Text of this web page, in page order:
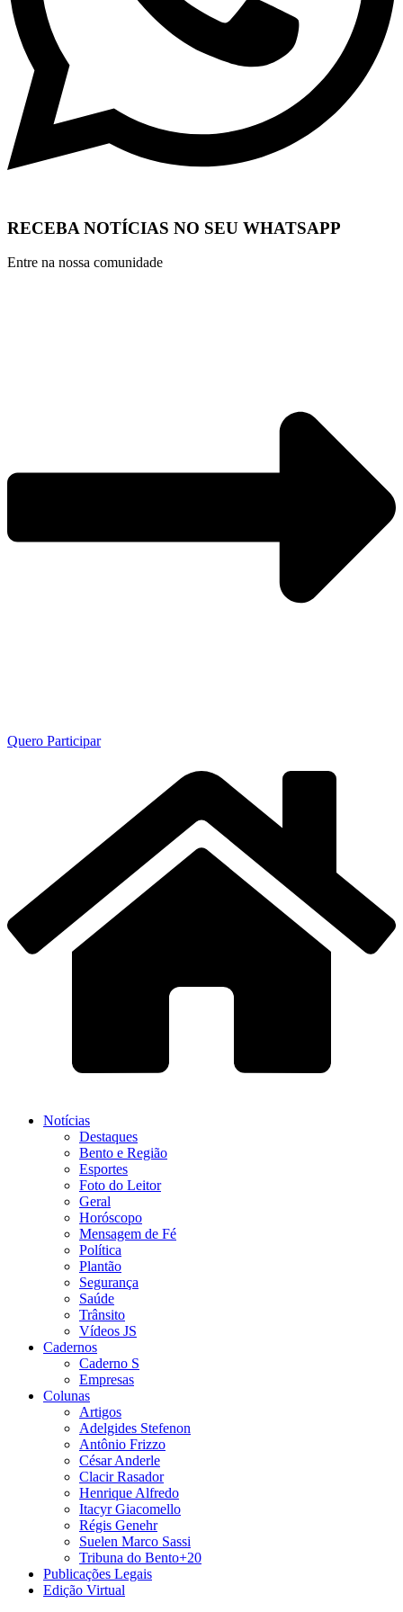
RECEBA NOTÍCIAS NO SEU WHATSAPP
Entre na nossa comunidade
Quero Participar
Notícias
Destaques
Bento e Região
Esportes
Foto do Leitor
Geral
Horóscopo
Mensagem de Fé
Política
Plantão
Segurança
Saúde
Trânsito
Vídeos JS
Cadernos
Caderno S
Empresas
Colunas
Artigos
Adelgides Stefenon
Antônio Frizzo
César Anderle
Clacir Rasador
Henrique Alfredo
Itacyr Giacomello
Régis Genehr
Suelen Marco Sassi
Tribuna do Bento+20
Publicações Legais
Edição Virtual